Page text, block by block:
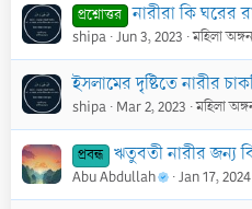
প্রশ্নোত্তর নারীরা কি ঘরের
shipa Jun 3, 2023 মহিলা অঙ্গন
ইসলামের দৃষ্টিতে নারীর
shipa Mar 2, 2023 মহিলা
প্রবন্ধ ঋতুবতী নারীর জন্য
Abu Abdullah Jan 17, 2024